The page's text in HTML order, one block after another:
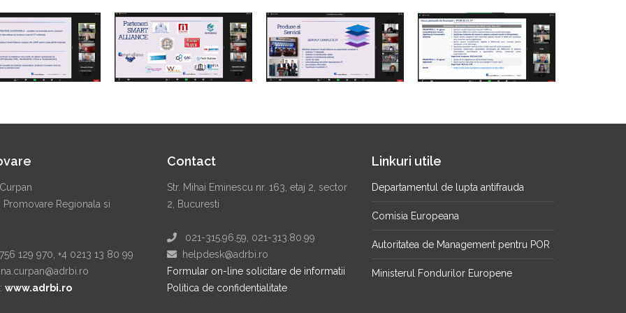
Promovare Regionala si
129 970, +4 0213 13 80 99
www.adrbi.ro
Contact
Str. Mihai Eminescu nr. 163, etaj 2, sector
2, Bucuresti
021-315.96.59, 021-313.80.99
helpdesk@adrbi.ro
Formular on-line solicitare de informatii
Politica de confidentialitate
Linkuri utile
Departamentul de lupta antifrauda
Comisia Europeana
Autoritatea de Management pentru POR
Ministerul Fondurilor Europene